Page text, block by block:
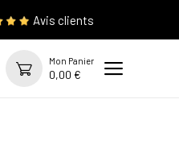
Avis clients
Mon Panier
0,00 €